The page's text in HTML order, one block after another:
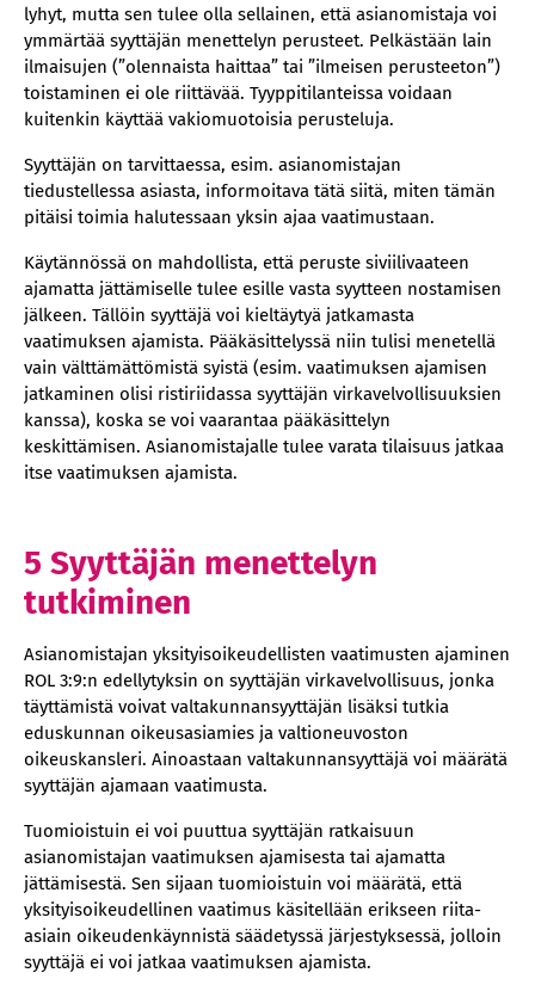
lyhyt, mutta sen tulee olla sellainen, että asianomistaja voi
ymmärtää syyttäjän menettelyn perusteet. Pelkästään lain
ilmaisujen (”olennaista haittaa” tai ”ilmeisen perusteeton”)
toistaminen ei ole riittävää. Tyyppitilanteissa voidaan
kuitenkin käyttää vakiomuotoisia perusteluja.
Syyttäjän on tarvittaessa, esim. asianomistajan
tiedustellessa asiasta, informoitava tätä siitä, miten tämän
pitäisi toimia halutessaan yksin ajaa vaatimustaan.
Käytännössä on mahdollista, että peruste siviilivaateen
ajamatta jättämiselle tulee esille vasta syytteen nostamisen
jälkeen. Tällöin syyttäjä voi kieltäytyä jatkamasta
vaatimuksen ajamista. Pääkäsittelyssä niin tulisi menetellä
vain välttämättömistä syistä (esim. vaatimuksen ajamisen
jatkaminen olisi ristiriidassa syyttäjän virkavelvollisuuksien
kanssa), koska se voi vaarantaa pääkäsittelyn
keskittämisen. Asianomistajalle tulee varata tilaisuus jatkaa
itse vaatimuksen ajamista.
5 Syyttäjän menettelyn
tutkiminen
Asianomistajan yksityisoikeudellisten vaatimusten ajaminen
ROL 3:9:n edellytyksin on syyttäjän virkavelvollisuus, jonka
täyttämistä voivat valtakunnansyyttäjän lisäksi tutkia
eduskunnan oikeusasiamies ja valtioneuvoston
oikeuskansleri. Ainoastaan valtakunnansyyttäjä voi määrätä
syyttäjän ajamaan vaatimusta.
Tuomioistuin ei voi puuttua syyttäjän ratkaisuun
asianomistajan vaatimuksen ajamisesta tai ajamatta
jättämisestä. Sen sijaan tuomioistuin voi määrätä, että
yksityisoikeudellinen vaatimus käsitellään erikseen riita-
asiain oikeudenkäynnistä säädetyssä järjestyksessä, jolloin
syyttäjä ei voi jatkaa vaatimuksen ajamista.